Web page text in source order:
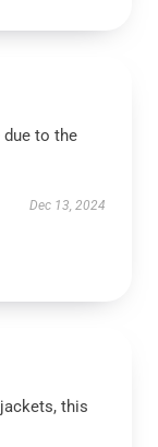
due to the
Dec 13, 2024
this